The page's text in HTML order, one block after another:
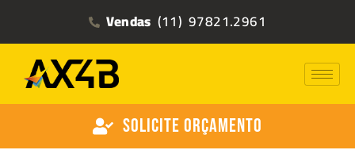
Vendas (11) 97821.2961
Solicite Orçamento